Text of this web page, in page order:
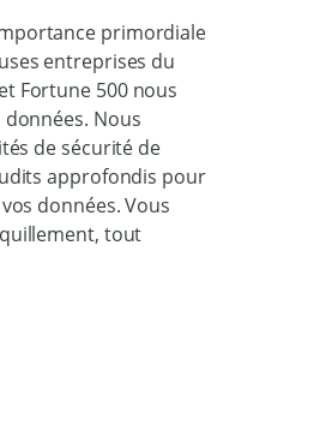
primordiale
entreprises du
Fortune 500 nous
Nous
de sécurité de
approfondis pour
données. Vous
tout